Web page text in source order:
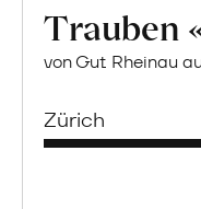
Trauben
von Gut Rheinau
Zürich